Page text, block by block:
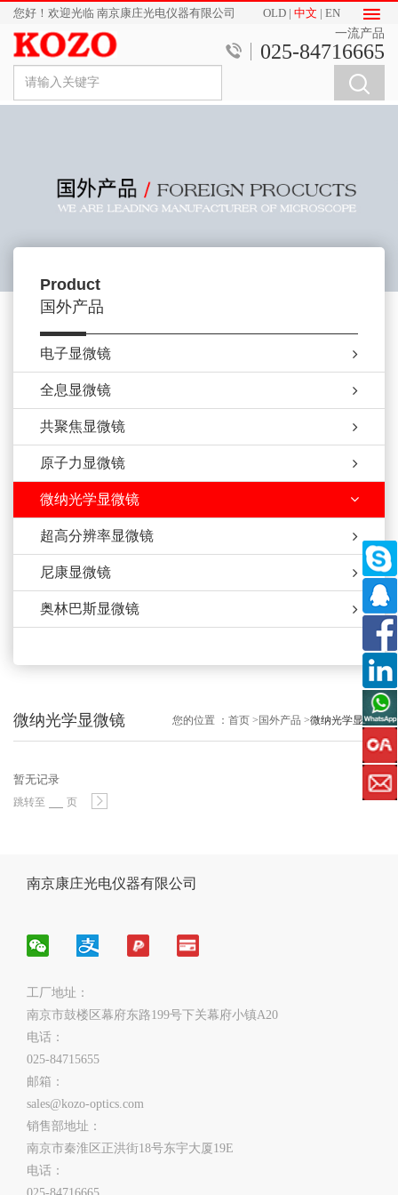
您好！欢迎光临 南京康庄光电仪器有限公司 OLD | 中文 | EN
一流产品
025-84716665
Product
国外产品
电子显微镜
全息显微镜
共聚焦显微镜
原子力显微镜
微纳光学显微镜
超高分辨率显微镜
尼康显微镜
奥林巴斯显微镜
微纳光学显微镜 您的位置 ： 首页 >国外产品 >微纳光学显微镜
暂无记录
跳转至 页
南京康庄光电仪器有限公司
工厂地址：
南京市鼓楼区幕府东路199号下关幕府小镇A20
电话：
025-84715655
邮箱：
sales@kozo-optics.com
销售部地址：
南京市秦淮区正洪街18号东宇大厦19E
电话：